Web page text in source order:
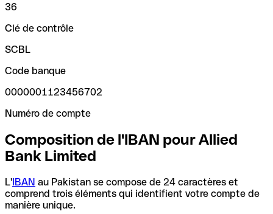
36
Clé de contrôle
SCBL
Code banque
0000001123456702
Numéro de compte
Composition de l'IBAN pour Allied
Bank Limited
L'IBAN au Pakistan se compose de 24 caractères et
comprend trois éléments qui identifient votre compte de
manière unique.